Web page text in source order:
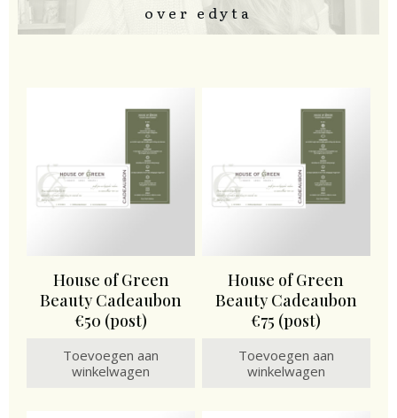
over edyta
House of Green
Beauty Cadeaubon
€50 (post)
Toevoegen aan
winkelwagen
House of Green
Beauty Cadeaubon
€75 (post)
Toevoegen aan
winkelwagen